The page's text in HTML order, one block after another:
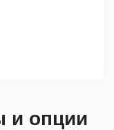
опции